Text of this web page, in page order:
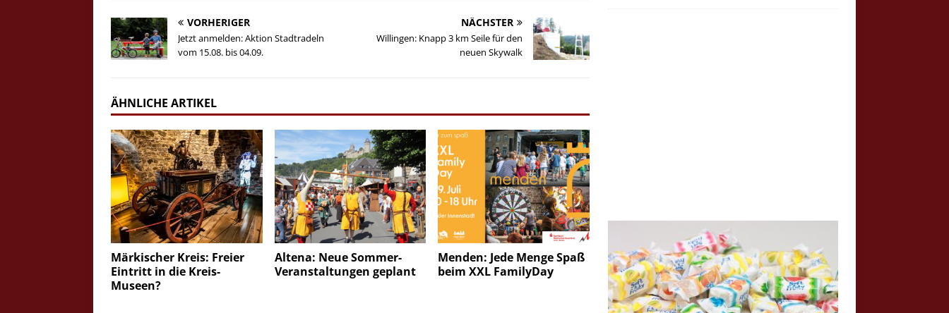
VORHERIGER
Jetzt anmelden: Aktion Stadtradeln
vom 15.08. bis 04.09.
NÄCHSTER
Willingen: Knapp 3 km Seile für den
neuen Skywalk
ÄHNLICHE ARTIKEL
Märkischer Kreis: Freier
Eintritt in die Kreis-
Museen?
Altena: Neue Sommer-
Veranstaltungen geplant
Menden: Jede Menge Spaß
beim XXL FamilyDay